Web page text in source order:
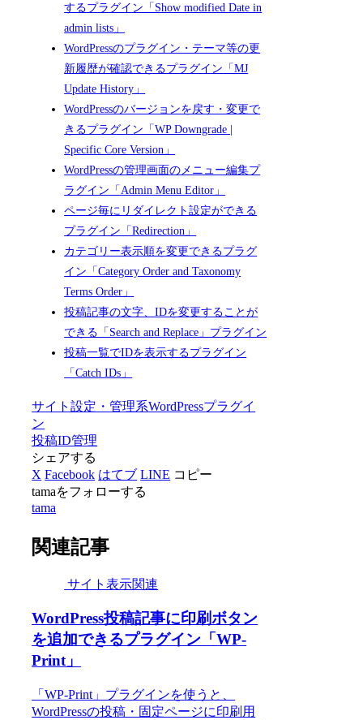
するプラグイン「Show modified Date in
admin lists」
WordPressのプラグイン・テーマ等の更
新履歴が確認できるプラグイン「MJ
Update History」
WordPressのバージョンを戻す・変更で
きるプラグイン「WP Downgrade |
Specific Core Version」
WordPressの管理画面のメニュー編集プ
ラグイン「Admin Menu Editor」
ページ毎にリダイレクト設定ができる
プラグイン「Redirection」
カテゴリー表示順を変更できるプラグ
イン「Category Order and Taxonomy
Terms Order」
投稿記事の文字、IDを変更することが
できる「Search and Replace」プラグイン
投稿一覧でIDを表示するプラグイン
「Catch IDs」
サイト設定・管理系WordPressプラグイ
ン
投稿ID管理
シェアする
X Facebook はてブ LINE コピー
tamaをフォローする
tama
関連記事
サイト表示関連
WordPress投稿記事に印刷ボタン
を追加できるプラグイン「WP-
Print」
「WP-Print」プラグインを使うと、
WordPressの投稿・固定ページに印刷用